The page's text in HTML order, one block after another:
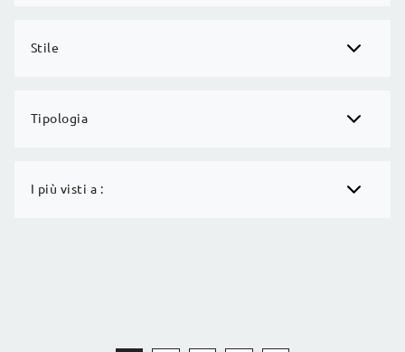
Stile
Tipologia
I più visti a :